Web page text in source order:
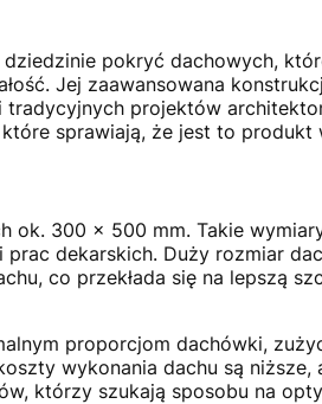
pokryć dachowych,
Jej zaawansowana
projektów
sprawiają, że jest to
ok. 300 x 500 mm. Takie
dekarskich. Duży rozmiar
co przekłada się na lepszą
proporcjom dachówki,
wykonania dachu są
którzy szukają sposobu na